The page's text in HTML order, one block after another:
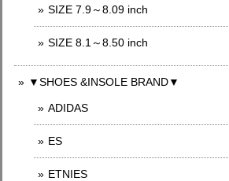
SIZE 7.9～8.09 inch
SIZE 8.1～8.50 inch
▼SHOES &INSOLE BRAND▼
ADIDAS
ES
ETNIES